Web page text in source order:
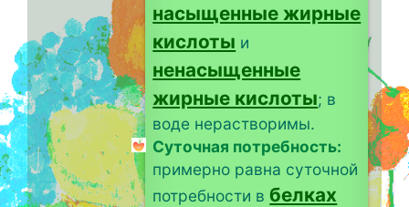
насыщенные жирные
кислоты и
ненасыщенные
жирные кислоты; в
воде нерастворимы.
Суточная потребность:
примерно равна суточной
потребности вбелках